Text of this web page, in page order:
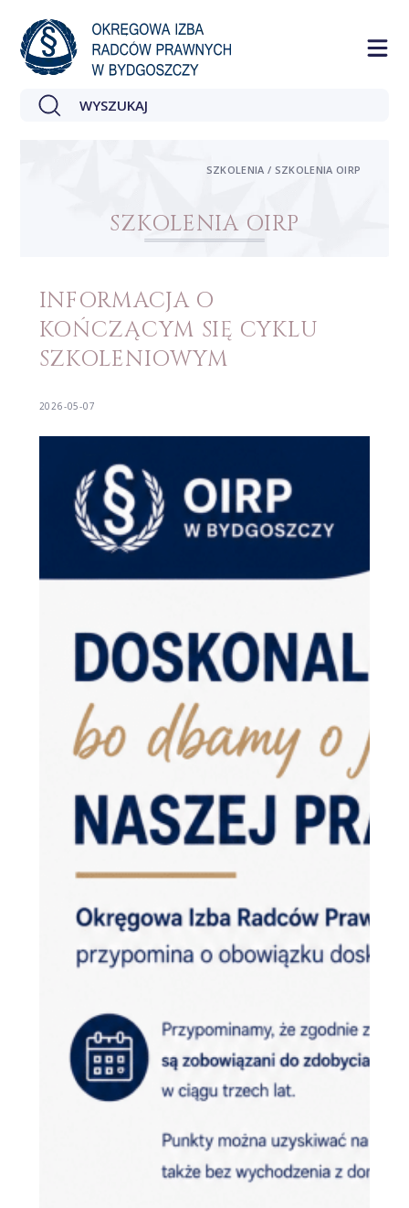
SZKOLENIA OIRP
SZKOLENIA / SZKOLENIA OIRP
INFORMACJA O
KOŃCZĄCYM SIĘ CYKLU
SZKOLENIOWYM
2026-05-07